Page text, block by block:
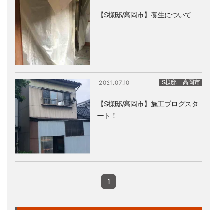
【S様邸/高岡市】養生について
2021.07.10
【S様邸/高岡市】施工ブログスタ
ート！
S様邸 高岡市
1